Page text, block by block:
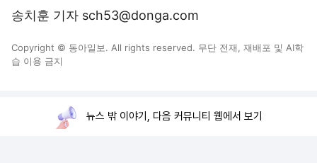
송치훈 기자 sch53@donga.com
Copyright © 동아일보. All rights reserved. 무단 전재, 재배포 및 AI학
습 이용 금지
뉴스 밖 이야기, 다음 커뮤니티 웹에서 보기